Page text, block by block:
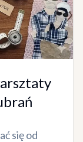
się od